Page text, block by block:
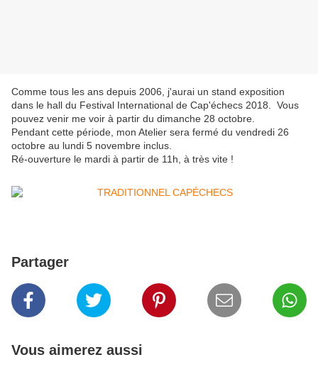
Comme tous les ans depuis 2006, j'aurai un stand exposition
dans le hall du Festival International de Cap'échecs 2018. Vous
pouvez venir me voir à partir du dimanche 28 octobre.
Pendant cette période, mon Atelier sera fermé du vendredi 26
octobre au lundi 5 novembre inclus.
Ré-ouverture le mardi à partir de 11h, à très vite !
Partager
Vous aimerez aussi